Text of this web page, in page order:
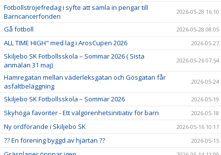
Fotbollströjefredag i syfte att samla in pengar till
Barncancerfonden
2026-05-28 16:10
Gå fotboll 2026-05-28 08:05
ALL TIME HIGH" med lag i ArosCupen 2026 2026-05-27
Skiljebo SK Fotbollsskola – Sommar 2026 ( Sista
anmälan 31 maj)
2026-05-26 07:54
Hamregatan mellan väderleksgatan och Gösgatan får
asfaltbeläggning
2026-05-24
Skiljebo SK Fotbollsskola – Sommar 2026 2026-05-19
Skyhöga favoriter - Ett välgörenhetsinitiativ för barn 2026-05-18
Ny ordförande i Skiljebo SK 2026-05-16 10:17
?? En förening byggd av hjärtan ?? 2026-05-15